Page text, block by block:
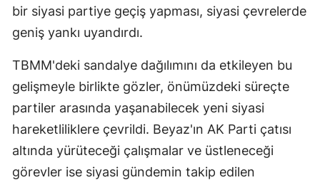
bir siyasi partiye geçiş yapması, siyasi çevrelerde
geniş yankı uyandırdı.
TBMM'deki sandalye dağılımını da etkileyen bu
gelişmeyle birlikte gözler, önümüzdeki süreçte
partiler arasında yaşanabilecek yeni siyasi
hareketliliklere çevrildi. Beyaz'ın AK Parti çatısı
altında yürüteceği çalışmalar ve üstleneceği
görevler ise siyasi gündemin takip edilen